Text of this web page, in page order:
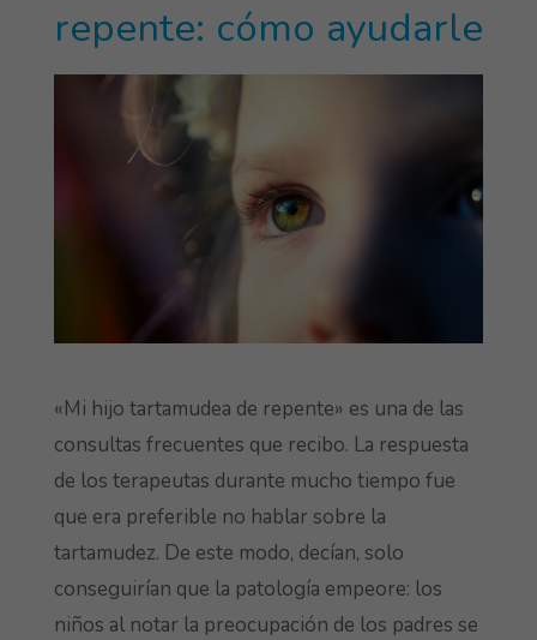
repente: cómo ayudarle
«Mi hijo tartamudea de repente» es una de las
consultas frecuentes que recibo. La respuesta
de los terapeutas durante mucho tiempo fue
que era preferible no hablar sobre la
tartamudez. De este modo, decían, solo
conseguirían que la patología empeore: los
niños al notar la preocupación de los padres se